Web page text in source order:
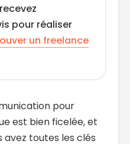
pour réaliser
un freelance
pour
est bien ficelée, et
avez toutes les clés